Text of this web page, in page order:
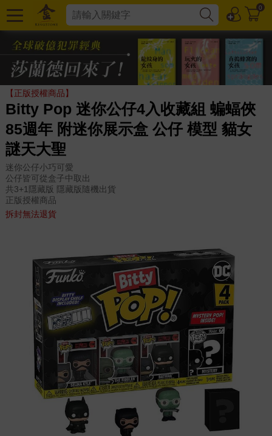
0
【正版授權商品】
Bitty Pop 迷你公仔4入收藏組 蝙蝠俠
85週年 附迷你展示盒 公仔 模型 貓女
謎天大聖
迷你公仔小巧可愛
公仔皆可從盒子中取出
共3+1隱藏版 隱藏版隨機出貨
正版授權商品
拆封無法退貨